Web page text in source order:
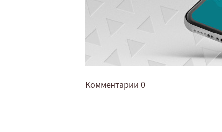
Комментарии 0